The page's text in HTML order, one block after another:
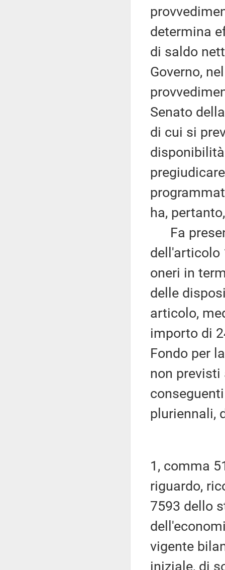
determina
di saldo
Governo,
Senato
di cui si
ha,
Fa
dell'articolo
oneri in
delle
articolo,
importo di
Fondo per
non previsti
pluriennali,
1, comma
riguardo,
7593 dello
vigente
iniziale, di